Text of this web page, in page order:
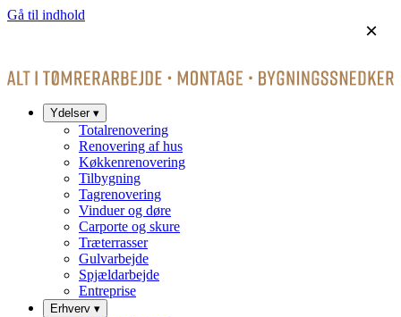
Gå til indhold
Ydelser ▾
Totalrenovering
Renovering af hus
Køkkenrenovering
Tilbygning
Tagrenovering
Vinduer og døre
Carporte og skure
Træterrasser
Gulvarbejde
Spjældarbejde
Entreprise
Erhverv ▾
×